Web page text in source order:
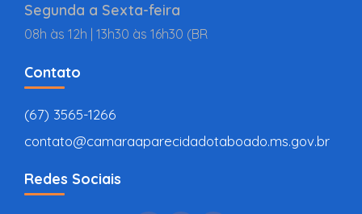
Segunda a Sexta-feira
08h às 12h | 13h30 às 16h30 (BR
Contato
(67) 3565-1266
contato@camaraaparecidadotaboado.ms.gov.br
Redes Sociais